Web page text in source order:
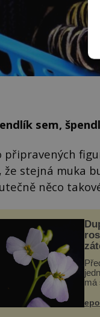
sem,
připravených
že stejná muka
něco
má